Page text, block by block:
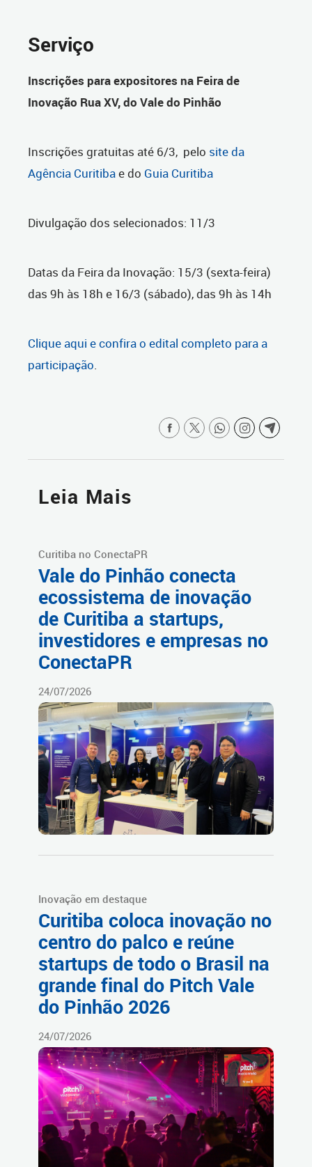
Serviço
Inscrições para expositores na Feira de
Inovação Rua XV, do Vale do Pinhão
Inscrições gratuitas até 6/3, pelo site da
Agência Curitibae do Guia Curitiba
Divulgação dos selecionados: 11/3
Datas da Feira da Inovação: 15/3 (sexta-feira)
das 9h às 18h e 16/3 (sábado), das 9h às 14h
Clique aqui e confira o edital completo para a
participação.
Leia Mais
Curitiba no ConectaPR
Vale do Pinhão conecta
ecossistema de inovação
de Curitiba a startups,
investidores e empresas no
ConectaPR
24/07/2026
Inovação em destaque
Curitiba coloca inovação no
centro do palco e reúne
startups de todo o Brasil na
grande final do Pitch Vale
do Pinhão 2026
24/07/2026